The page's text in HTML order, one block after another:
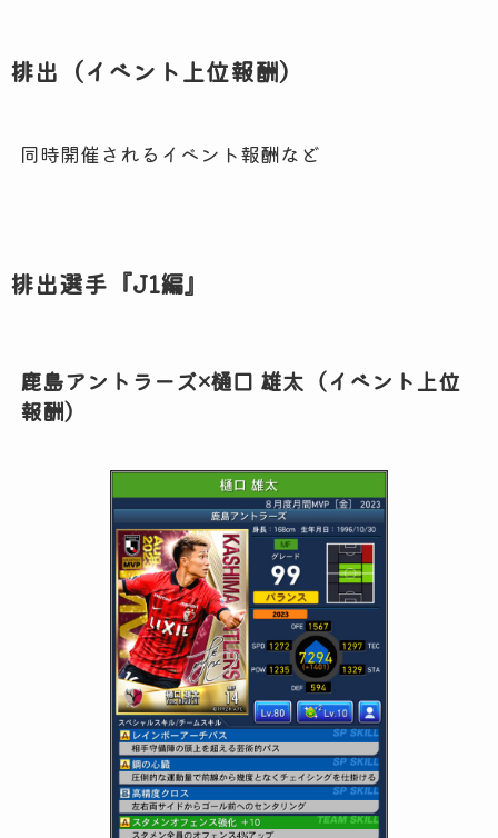
排出（イベント上位報酬）
同時開催されるイベント報酬など
排出選手『J1編』
鹿島アントラーズ×樋口 雄太（イベント上位
報酬）